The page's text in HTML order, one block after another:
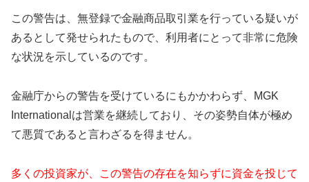
この警告は、無登録で金融商品取引業を行っている疑いが
あるとして発せられたもので、利用者にとって非常に危険
な状況を示しているのです。
金融庁からの警告を受けているにもかかわらず、MGK
Internationalは営業を継続しており、その姿勢自体が極め
て悪質であると言わざるを得ません。
多くの投資家が、この警告の存在を知らずに資金を投じて